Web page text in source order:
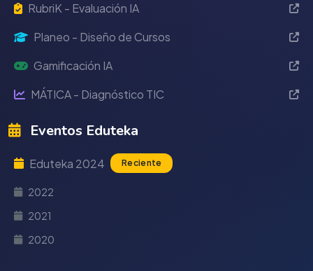
RubriK - Evaluación IA
Planeo - Diseño de Cursos
Gamificación IA
MÁTICA - Diagnóstico TIC
Eventos Eduteka
Eduteka 2024 Reciente
2022
2021
2020